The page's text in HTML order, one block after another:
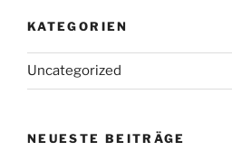
KATEGORIEN
Uncategorized
NEUESTE BEITRÄGE